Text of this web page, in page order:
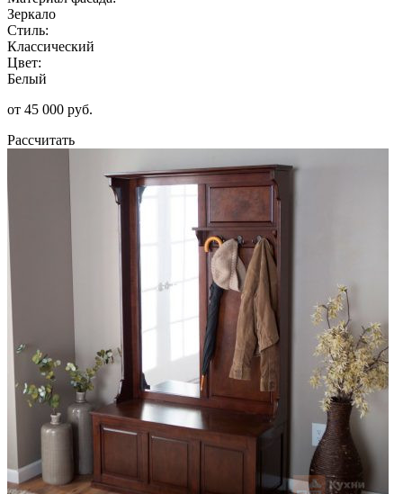
Зеркало
Стиль:
Классический
Цвет:
Белый
от 45 000 руб.
Рассчитать